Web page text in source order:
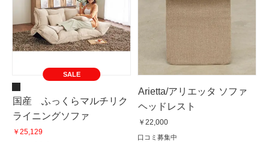
SALE
国産 ふっくらマルチリク
ライニングソファ
￥25,129
Arietta/アリエッタ ソファ
ヘッドレスト
￥22,000
口コミ募集中